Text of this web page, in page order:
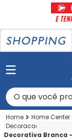
O que você
Home Center
Decoracao
Decorativa Branca